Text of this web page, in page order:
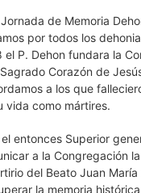
de Memoria
por todos los
P. Dehon fundara la
Corazón de
a los que
vida como mártires.
entonces Superior
a la Congregación
del Beato Juan María
la memoria